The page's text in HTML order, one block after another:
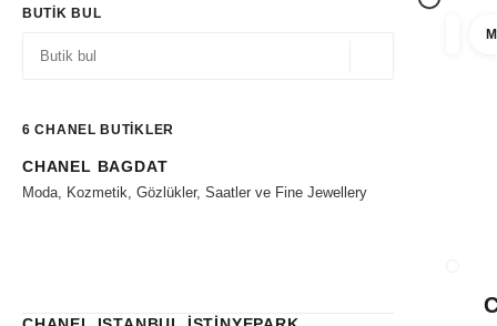
BUTIK BUL
6 CHANEL BUTİKLER
Filtrelere git
CHANEL BAGDAT
Moda, Kozmetik, Gözlükler, Saatler ve Fine Jewellery
filtre